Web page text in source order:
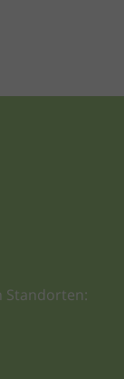
Standorten: